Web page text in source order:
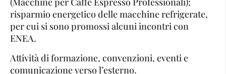
risparmio energetico delle macchine refrigerate,
per cui si sono promossi alcuni incontri con
ENEA.
Attività di formazione, convenzioni, eventi e
comunicazione verso l’esterno.